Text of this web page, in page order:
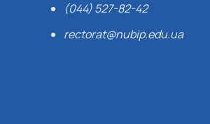
(044) 527-82-42
rectorat@nubip.edu.ua